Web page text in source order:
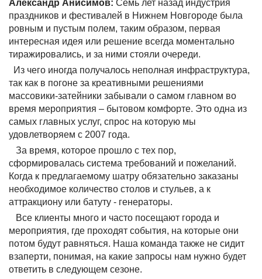
Александр Анисимов: Семь лет назад индустрия
праздников и фестивалей в Нижнем Новгороде была
ровным и пустым полем, таким образом, первая
интересная идея или решение всегда моментально
тиражировались, и за ними стояли очереди.
Из чего иногда получалось неполная инфраструктура,
так как в погоне за креативными решениями
массовики-затейники забывали о самом главном во
время мероприятия – бытовом комфорте. Это одна из
самых главных услуг, спрос на которую мы
удовлетворяем с 2007 года.
За время, которое прошло с тех пор,
сформировалась система требований и пожеланий.
Когда к предлагаемому шатру обязательно заказаны
необходимое количество столов и стульев, а к
аттракциону или батуту - генераторы.
Все клиенты много и часто посещают города и
мероприятия, где проходят события, на которые они
потом будут равняться. Наша команда также не сидит
взаперти, понимая, на какие запросы нам нужно будет
ответить в следующем сезоне.